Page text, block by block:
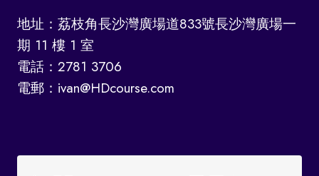
地址：荔枝角長沙灣廣場道833號長沙灣廣場一
期 11 樓 1 室
電話：2781 3706
電郵：ivan@HDcourse.com